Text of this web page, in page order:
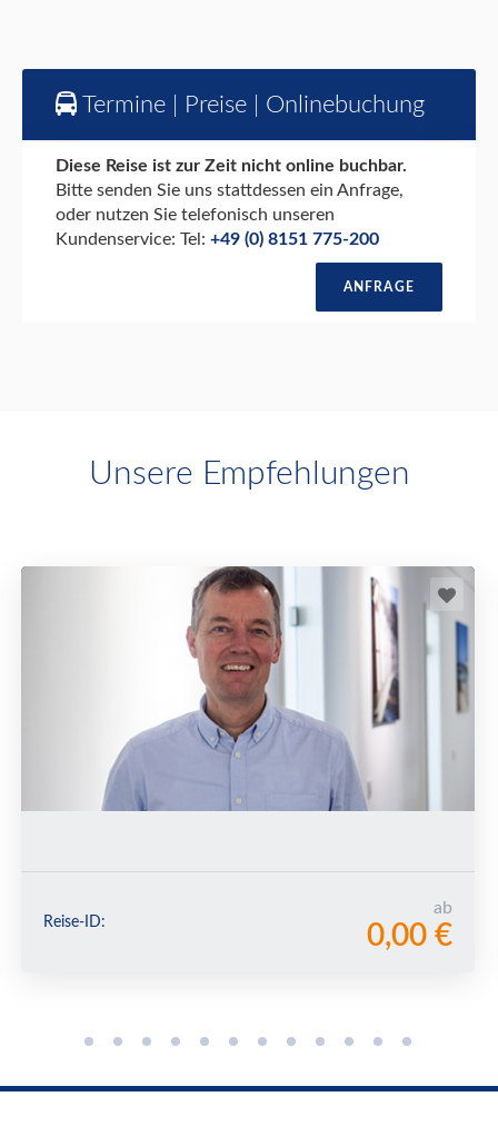
Termine | Preise | Onlinebuchung
Diese Reise ist zur Zeit nicht online buchbar.
Bitte senden Sie uns stattdessen ein Anfrage,
oder nutzen Sie telefonisch unseren
Kundenservice: Tel: +49 (0) 8151 775-200
ANFRAGE
Unsere Empfehlungen
Reise-ID:
ab
0,00 €